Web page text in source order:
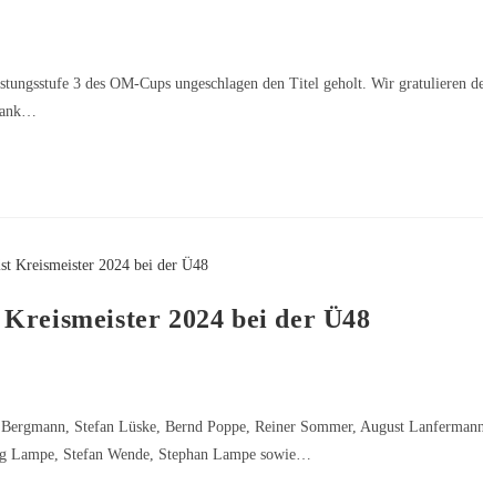
3 des OM-Cups ungeschlagen den Titel geholt. Wir gratulieren
2024 bei der Ü48
Stefan Lüske, Bernd Poppe, Reiner Sommer, August
Lampe, Stefan Wende, Stephan Lampe sowie…